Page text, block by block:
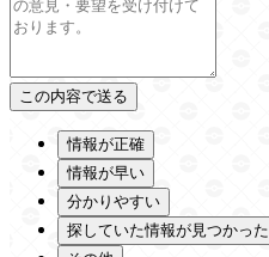
情報が正確
情報が早い
分かりやすい
探していた情報が見つかった